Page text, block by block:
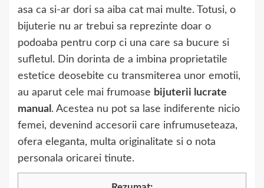
asa ca si-ar dori sa aiba cat mai multe. Totusi, o
bijuterie nu ar trebui sa reprezinte doar o
podoaba pentru corp ci una care sa bucure si
sufletul. Din dorinta de a imbina proprietatile
estetice deosebite cu transmiterea unor emotii,
au aparut cele mai frumoase bijuterii lucrate
manual . Acestea nu pot sa lase indiferente nicio
femei, devenind accesorii care infrumuseteaza,
ofera eleganta, multa originalitate si o nota
personala oricarei tinute.